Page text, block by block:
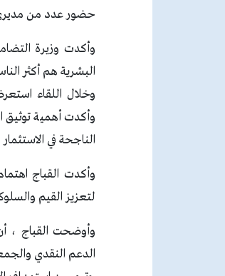
حضور عدد من مديري
وأكدت وزيرة
البشرية هم أكثر
وخلال اللقاء
وأكدت أهمية توثيق
الناجحة في
وأكدت القباج
لتعزيز القيم
وأوضحت القباج ، أن
الدعم النقدي